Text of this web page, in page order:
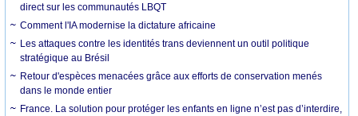
direct sur les communautés LBQT
Comment l'IA modernise la dictature africaine
Les attaques contre les identités trans deviennent un outil politique
stratégique au Brésil
Retour d'espèces menacées grâce aux efforts de conservation menés
dans le monde entier
France. La solution pour protéger les enfants en ligne n’est pas d’interdire,